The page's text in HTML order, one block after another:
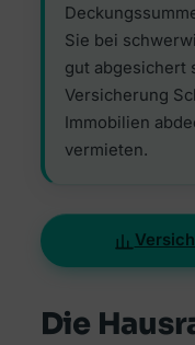
Sie bei
gut abgesichert
Versicherung
Immobilien
vermieten.
Die